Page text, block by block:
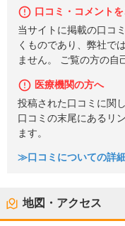
口コミ・コメント
当サイトに掲載の口コ
くものであり、弊社で
ません。 ご覧の方の自
医療機関の方へ
投稿された口コミに関
口コミの末尾にあるリ
ます。
≫口コミについての詳
地図・アクセス